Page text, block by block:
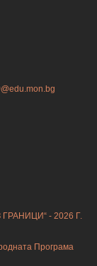
- 2026 Г.
Програма